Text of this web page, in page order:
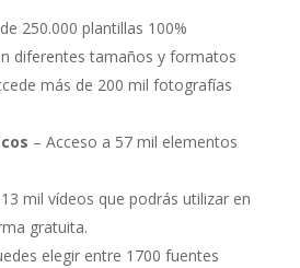
250.000 plantillas 100%
diferentes tamaños y formatos
más de 200 mil fotografías
– Acceso a 57 mil elementos
mil vídeos que podrás utilizar en
gratuita.
elegir entre 1700 fuentes